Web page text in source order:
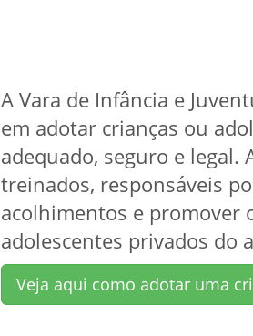
A Vara de Infância e
em adotar crianças ou
adequado, seguro e
treinados, responsáveis
acolhimentos e promover
adolescentes privados do
Veja aqui como adotar uma